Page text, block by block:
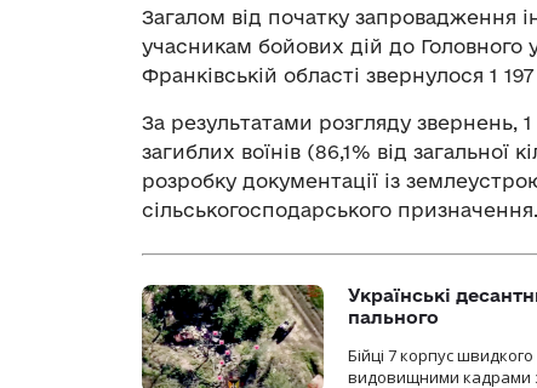
Загалом від початку запровадження
учасникам бойових дій до Головного
Франківській області звернулося 1
За результатами розгляду звернень,
загиблих воїнів (86,1% від
розробку документації із
сільськогосподарського призначення.
Українські
пального
Бійці 7 корпус
видовищними кадрами